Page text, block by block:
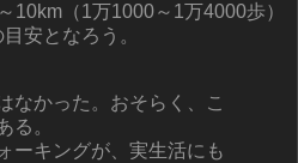
10km（1万1000～1万4000歩）
安となろう。
なかった。おそらく、こ
る。
ーキングが、実生活にも